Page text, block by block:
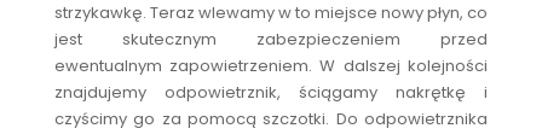
strzykawkę. Teraz wlewamy w to miejsce nowy płyn, co
jest skutecznym zabezpieczeniem przed
ewentualnym zapowietrzeniem. W dalszej kolejności
znajdujemy odpowietrznik, ściągamy nakrętkę i
czyścimy go za pomocą szczotki. Do odpowietrznika